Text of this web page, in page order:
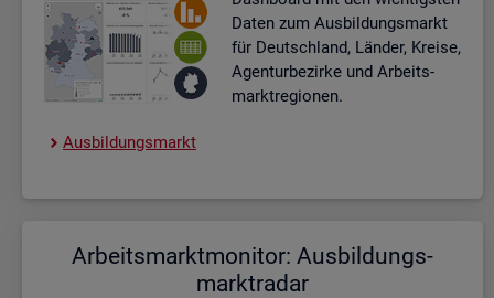
Daten zum Aus­bil­dungs­markt
für Deutsch­land, Län­der, Krei­se,
Agen­tur­be­zir­ke und Ar­beits­
markt­re­gio­nen.
Aus­bil­dungs­markt
Ar­beits­markt­mo­ni­tor: Aus­bil­dungs­
markt­ra­dar